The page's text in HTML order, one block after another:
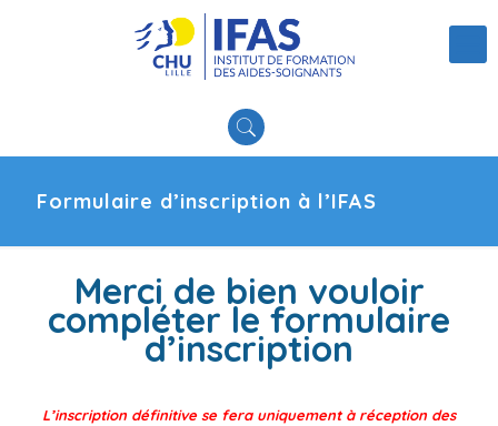
Formulaire d’inscription à l’IFAS
Merci de bien vouloir
compléter le formulaire
d’inscription
L’inscription définitive se fera uniquement à réception des